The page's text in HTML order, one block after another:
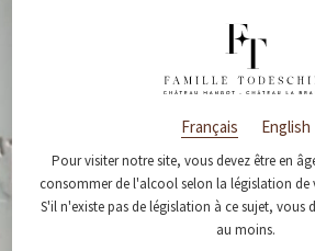
Français English
Pour visiter notre site, vous devez être en
consommer de l'alcool selon la législation de
S'il n'existe pas de législation à ce sujet, vous
au moins.